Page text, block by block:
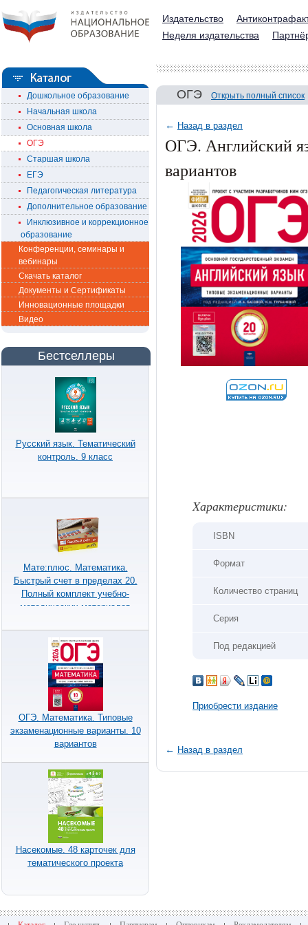
Издательство
Неделя издательства
Дошкольное образование
Начальная школа
Основная школа
ОГЭ
Старшая школа
ЕГЭ
Педагогическая литература
Дополнительное образование
Инклюзивное и коррекционное
образование
Конференции, семинары и
вебинары
Скачать каталог
Документы и Сертификаты
Инновационные площадки
Видео
Бестселлеры
Русский язык. Тематический
контроль. 9 класс
Мате:плюс. Математика.
Быстрый счет в пределах 20.
Полный комплект учебно-
методических материалов
ОГЭ. Математика. Типовые
экзаменационные варианты. 10
вариантов
Насекомые. 48 карточек для
тематического проекта
ОГЭ Открыть полный список
← Назад в раздел
ОГЭ. Английский
вариантов
Xарактеристики:
ISBN
Формат
Количество страниц
Серия
Под редакцией
Приобрести издание
← Назад в раздел